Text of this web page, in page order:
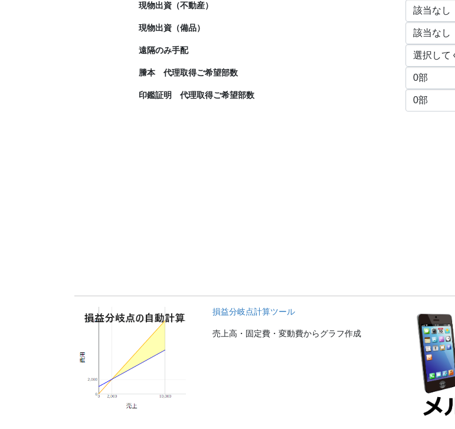
現物出資（不動産）
現物出資（備品）
遠隔のみ手配
謄本 代理取得ご希望部数
印鑑証明 代理取得ご希望部数
損益分岐点計算ツール
売上高・固定費・変動費からグラフ作成